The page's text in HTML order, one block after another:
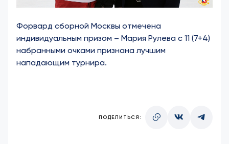
Форвард сборной Москвы отмечена
индивидуальным призом – Мария Рулева с 11 (7+4)
набранными очками признана лучшим
нападающим турнира.
ПОДЕЛИТЬСЯ: